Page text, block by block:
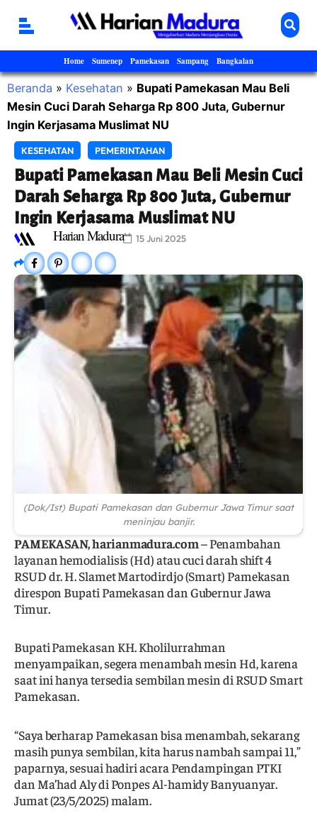
Home Sumenep Pamekasan Sampang Bangkalan
Beranda » Kesehatan » Bupati Pamekasan Mau Beli
Mesin Cuci Darah Seharga Rp 800 Juta, Gubernur
Ingin Kerjasama Muslimat NU
KESEHATAN PEMERINTAHAN
Bupati Pamekasan Mau Beli Mesin Cuci
Darah Seharga Rp 800 Juta, Gubernur
Ingin Kerjasama Muslimat NU
15 Juni 2025
Harian Madura
(Dok/Ist) Bupati Pamekasan dan Gubernur Jawa Timur saat
meninjau banjir.
PAMEKASAN, harianmadura.com– Penambahan
layanan hemodialisis (Hd) atau cuci darah shift 4
RSUD dr. H. Slamet Martodirdjo (Smart) Pamekasan
direspon Bupati Pamekasan dan Gubernur Jawa
Timur.
Bupati Pamekasan KH. Kholilurrahman
menyampaikan, segera menambah mesin Hd, karena
saat ini hanya tersedia sembilan mesin di RSUD Smart
Pamekasan.
“Saya berharap Pamekasan bisa menambah, sekarang
masih punya sembilan, kita harus nambah sampai 11,”
paparnya, sesuai hadiri acara Pendampingan PTKI
dan Ma’had Aly di Ponpes Al-hamidy Banyuanyar.
Jumat (23/5/2025) malam.